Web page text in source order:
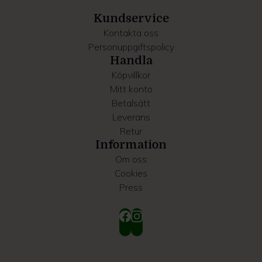
Kundservice
Kontakta oss
Personuppgiftspolicy
Handla
Köpvillkor
Mitt konto
Betalsätt
Leverans
Retur
Information
Om oss
Cookies
Press